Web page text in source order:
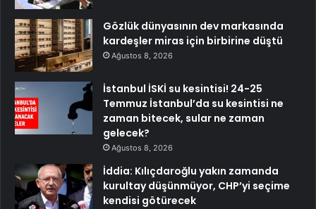
Gözlük dünyasının dev markasında
kardeşler miras için birbirine düştü
Ağustos 8, 2026
İstanbul İSKİ su kesintisi! 24-25
Temmuz İstanbul’da su kesintisi ne
zaman bitecek, sular ne zaman
gelecek?
Ağustos 8, 2026
İddia: Kılıçdaroğlu yakın zamanda
kurultay düşünmüyor, CHP’yi seçime
kendisi götürecek